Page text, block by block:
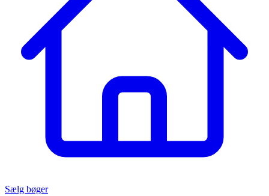
Sælg bøger